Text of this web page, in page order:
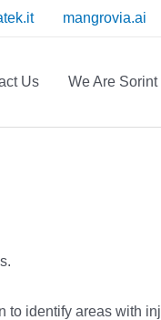
mangrovia.ai
Us We Are Sorint
to identify areas with